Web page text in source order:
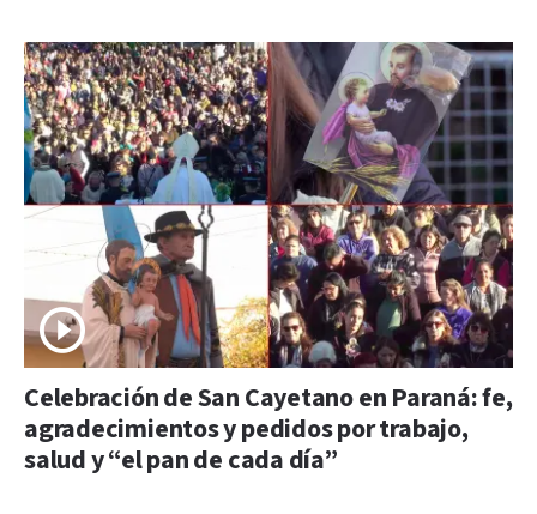
Celebración de San Cayetano en Paraná: fe,
agradecimientos y pedidos por trabajo,
salud y “el pan de cada día”